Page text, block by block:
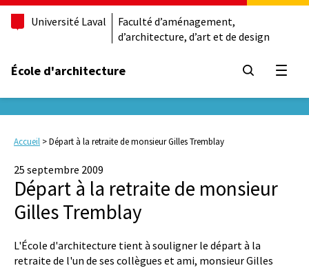
Université Laval
Faculté d’aménagement,
d’architecture, d’art et de design
École d'architecture
Accueil >Départ à la retraite de monsieur Gilles Tremblay
25 septembre 2009
Départ à la retraite de monsieur
Gilles Tremblay
L'École d'architecture tient à souligner le départ à la
retraite de l'un de ses collègues et ami, monsieur Gilles